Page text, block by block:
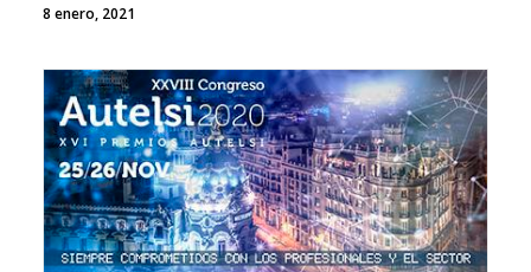
8 enero, 2021